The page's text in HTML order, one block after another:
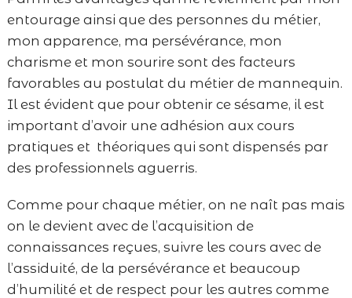
entourage ainsi que des personnes du métier,
mon apparence, ma persévérance, mon
charisme et mon sourire sont des facteurs
favorables au postulat du métier de mannequin.
Il est évident que pour obtenir ce sésame, il est
important d’avoir une adhésion aux cours
pratiques et théoriques qui sont dispensés par
des professionnels aguerris.
Comme pour chaque métier, on ne naît pas mais
on le devient avec de l’acquisition de
connaissances reçues, suivre les cours avec de
l’assiduité, de la persévérance et beaucoup
d’humilité et de respect pour les autres comme